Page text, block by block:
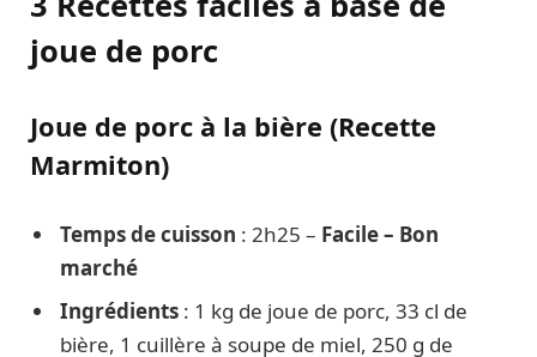
joue de porc
Joue de porc à la bière (Recette
Marmiton)
Temps de cuisson : 2h25 – Facile – Bon
marché
Ingrédients : 1 kg de joue de porc, 33 cl de
bière, 1 cuillère à soupe de miel, 250 g de